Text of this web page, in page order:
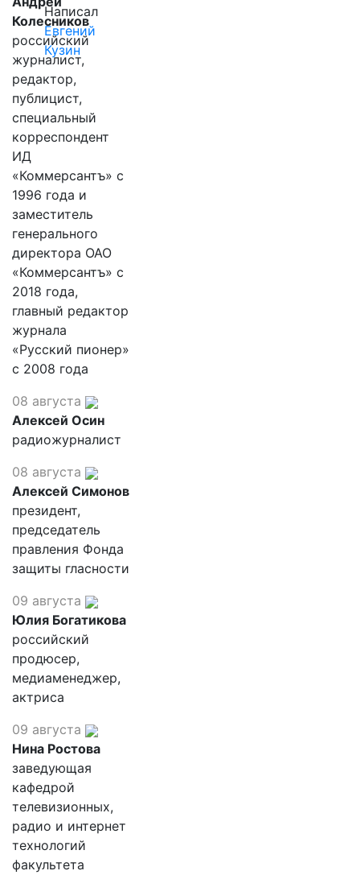
Написал
Евгений
Кузин
Колесников
российский
журналист,
редактор,
публицист,
специальный
корреспондент
ИД
«Коммерсантъ» с
1996 года и
заместитель
генерального
директора ОАО
«Коммерсантъ» с
2018 года,
главный редактор
журнала
«Русский пионер»
с 2008 года
08 августа
Алексей Осин
радиожурналист
08 августа
Алексей Симонов
президент,
председатель
правления Фонда
защиты гласности
09 августа
Юлия Богатикова
российский
продюсер,
медиаменеджер,
актриса
09 августа
Нина Ростова
заведующая
кафедрой
телевизионных,
радио и интернет
технологий
факультета